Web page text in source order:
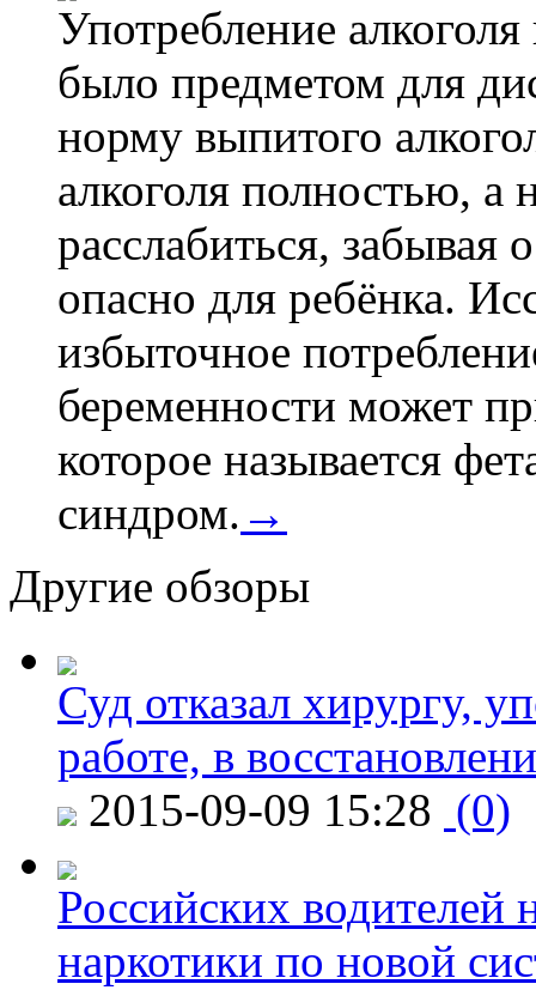
Употребление
было предметом для
норму выпитого
алкоголя полностью, а
расслабиться, забывая
опасно для ребёнка.
избыточное
беременности может
которое называется
синдром. →
Другие обзоры
Суд отказал хирургу,
работе, в
2015-09-09 15:28 (0)
Российских водителей
наркотики по новой